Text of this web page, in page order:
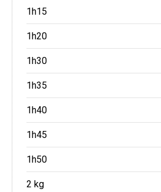
1h15
1h20
1h30
1h35
1h40
1h45
1h50
2 kg